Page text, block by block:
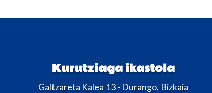
Kurutziaga ikastola
Galtzareta Kalea 13 - Durango, Bizkaia